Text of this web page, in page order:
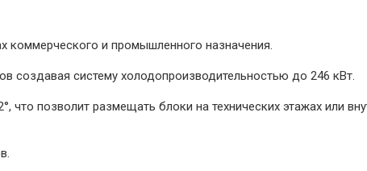
коммерческого и промышленного назначения.
создавая систему холодопроизводительностью до 246 кВт.
позволит размещать блоки на технических этажах или